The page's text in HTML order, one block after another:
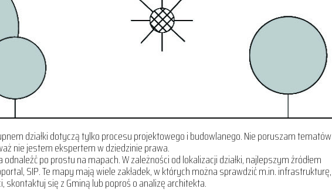
działki dotyczą tylko procesu projektowego i budowlanego. Nie poruszam tematów
nie jestem ekspertem w dziedzinie prawa.
po prostu na mapach. W zależności od lokalizacji działki, najlepszym źródłem
SIP. Te mapy mają wiele zakładek, w których można sprawdzić m.in. infrastrukturę,
skontaktuj się z Gminą lub poproś o analizę architekta.